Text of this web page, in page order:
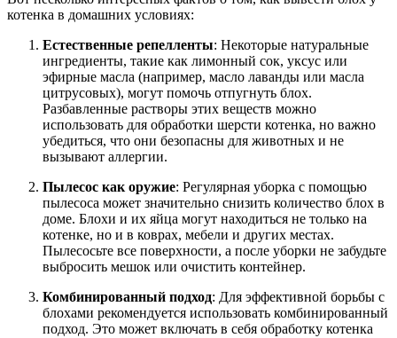
котенка в домашних условиях:
Естественные репелленты: Некоторые натуральные
ингредиенты, такие как лимонный сок, уксус или
эфирные масла (например, масло лаванды или масла
цитрусовых), могут помочь отпугнуть блох.
Разбавленные растворы этих веществ можно
использовать для обработки шерсти котенка, но важно
убедиться, что они безопасны для животных и не
вызывают аллергии.
Пылесос как оружие: Регулярная уборка с помощью
пылесоса может значительно снизить количество блох в
доме. Блохи и их яйца могут находиться не только на
котенке, но и в коврах, мебели и других местах.
Пылесосьте все поверхности, а после уборки не забудьте
выбросить мешок или очистить контейнер.
Комбинированный подход: Для эффективной борьбы с
блохами рекомендуется использовать комбинированный
подход. Это может включать в себя обработку котенка